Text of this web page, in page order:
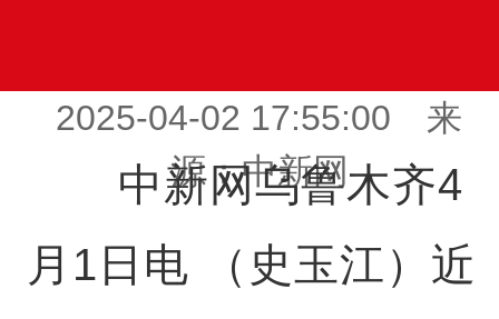
2025-04-02 17:55:00 来
源：中新网
中新网乌鲁木齐4
月1日电 （史玉江）近